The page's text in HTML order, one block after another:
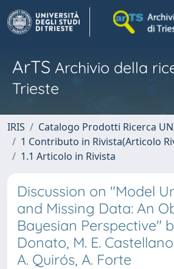
ArTS Archivio della
Trieste
IRIS
Catalogo Prodotti Ricerca
1 Contributo in Rivista(Articolo
1.1 Articolo in Rivista
Discussion on "Model
and Missing Data: An
Bayesian Perspective"
Donato, M. E.
A. Quirós, A. Forte